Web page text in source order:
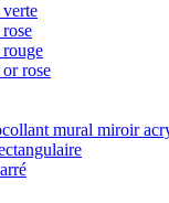
rose
mural miroir